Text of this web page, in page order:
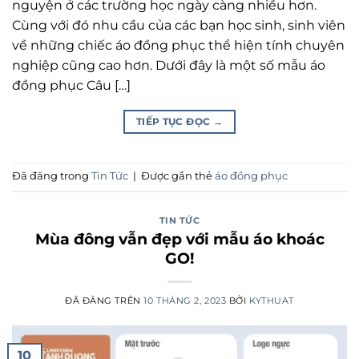
nguyện ở các trường học ngày càng nhiều hơn.
Cùng với đó nhu cầu của các bạn học sinh, sinh viên
về những chiếc áo đồng phục thể hiện tính chuyên
nghiệp cũng cao hơn. Dưới đây là một số mẫu áo
đồng phục Câu […]
TIẾP TỤC ĐỌC →
Đã đăng trong Tin Tức | Được gắn thẻ áo đồng phục
TIN TỨC
Mùa đông vẫn đẹp với mẫu áo khoác
GO!
ĐÃ ĐĂNG TRÊN10 THÁNG 2, 2023 BỞI KYTHUAT
10